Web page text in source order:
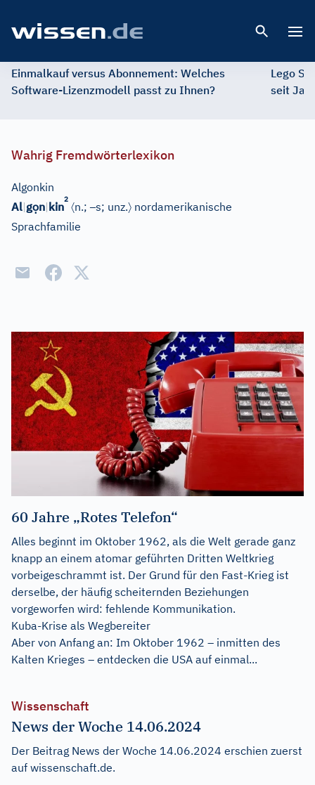
Einmalkauf versus Abonnement: Welches
Software-Lizenzmodell passt zu Ihnen?
Lego
seit
Wahrig Fremdwörterlexikon
Algonkin
Al|gọn|kin
2 〈n.;–s; unz.〉 nordamerikanische
Sprachfamilie
60 Jahre „Rotes Telefon“
Alles beginnt im Oktober 1962, als die Welt gerade ganz
knapp an einem atomar geführten Dritten Weltkrieg
vorbeigeschrammt ist. Der Grund für den Fast-Krieg ist
derselbe, der häufig scheiternden Beziehungen
vorgeworfen wird: fehlende Kommunikation.
Kuba-Krise als Wegbereiter
Aber von Anfang an: Im Oktober 1962 – inmitten des
Kalten Krieges – entdecken die USA auf einmal...
Wissenschaft
News der Woche 14.06.2024
Der Beitrag News der Woche 14.06.2024 erschien zuerst
auf wissenschaft.de.